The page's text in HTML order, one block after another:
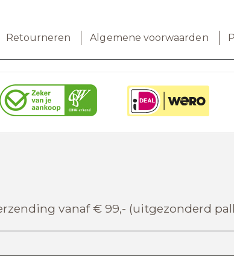
Retourneren Algemene voorwaarden
vanaf € 99,- (uitgezonderd